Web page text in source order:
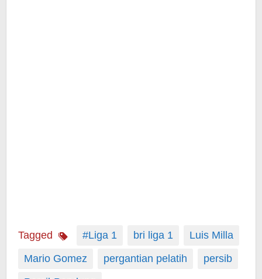
Tagged #Liga 1 bri liga 1
Luis Milla
Mario Gomez
pergantian pelatih
persib